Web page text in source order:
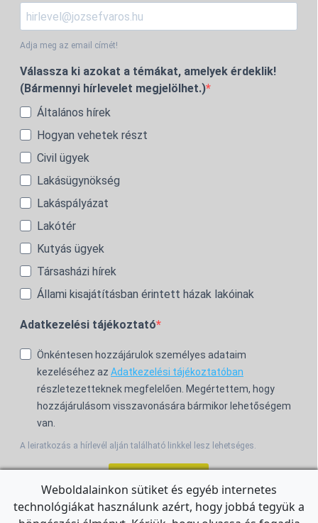
Adja meg az email címét!
Válassza ki azokat a témákat, amelyek érdeklik!
(Bármennyi hírlevelet megjelölhet.)
Általános hírek
Hogyan vehetek részt
Civil ügyek
Lakásügynökség
Lakáspályázat
Lakótér
Kutyás ügyek
Társasházi hírek
Állami kisajátításban érintett házak lakóinak
Adatkezelési tájékoztató
Önkéntesen hozzájárulok személyes adataim
kezeléséhez az Adatkezelési tájékoztatóban
részletezetteknek megfelelően. Megértettem, hogy
hozzájárulásom visszavonására bármikor lehetőségem
van.
A leiratkozás a hírlevél alján található linkkel lesz lehetséges.
For the English Newsletter, clickHERE.
Weboldalainkon sütiket és egyéb internetes
technológiákat használunk azért, hogy jobbá tegyük a